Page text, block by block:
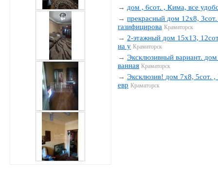
→ дом , 6сот. , Кима, все
→прекрасный дом 12х8,
газифицирова Краматорск
→ 2-этажный дом 15х13,
на у Краматорск
→Эксклюзивный вариант.
ванная Краматорск
→Эксклюзив! дом 7х8, 5сот. ,
евр Краматорск